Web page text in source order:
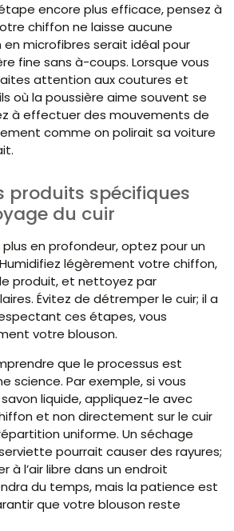
encore plus efficace, pensez à
chiffon ne laisse aucune
en microfibres serait idéal pour
fine sans à-coups. Lorsque vous
attention aux coutures et
où la poussière aime souvent se
à effectuer des mouvements de
comme on polirait sa voiture
produits spécifiques
du cuir
en profondeur, optez pour un
légèrement votre chiffon,
produit, et nettoyez par
Évitez de détremper le cuir; il a
ces étapes, vous
votre blouson.
que le processus est
science. Par exemple, si vous
liquide, appliquez-le avec
et non directement sur le cuir
uniforme. Un séchage
pourrait causer des rayures;
à l’air libre dans un endroit
du temps, mais la patience est
que votre blouson reste